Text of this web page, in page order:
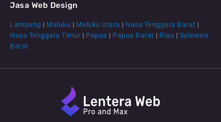
Jasa Web Design
Lampung | Maluku | Maluku Utara | Nusa Tenggara Barat |
Nusa Tenggara Timur | Papua | Papua Barat | Riau | Sulawesi
Barat